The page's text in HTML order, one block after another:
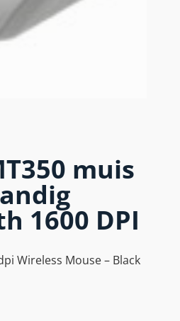
muis
1600 DPI
Wireless Mouse – Black